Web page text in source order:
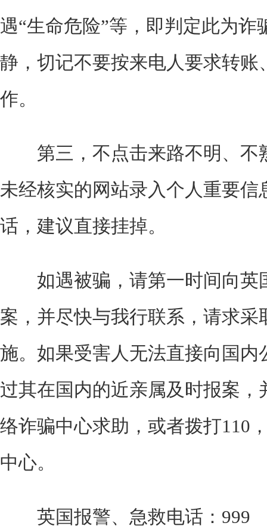
遇“生命危险”等，即判定此为诈
静，切记不要按来电人要求转账
作。
第三，不点击来路不明、不
未经核实的网站录入个人重要信
话，建议直接挂掉。
如遇被骗，请第一时间向英
案，并尽快与我行联系，请求采
施。如果受害人无法直接向国内
过其在国内的近亲属及时报案，
络诈骗中心求助，或者拨打110
中心。
英国报警、急救电话：999